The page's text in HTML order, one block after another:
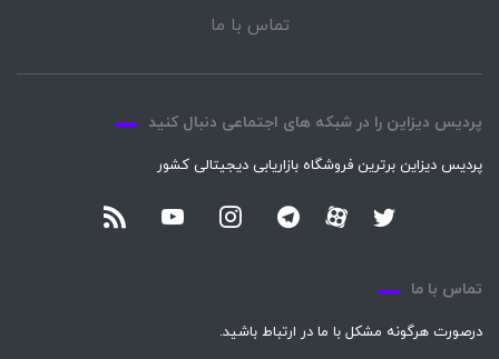
تماس با ما
پردیس دیزاین را در شبکه های اجتماعی دنبال کنید
پردیس دیزاین برترین فروشگاه بازاریابی دیجیتالی کشور
تماس با ما
درصورت هرگونه مشکل با ما در ارتباط باشید.